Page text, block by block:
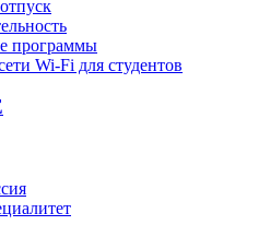
программы
Wi-Fi для студентов